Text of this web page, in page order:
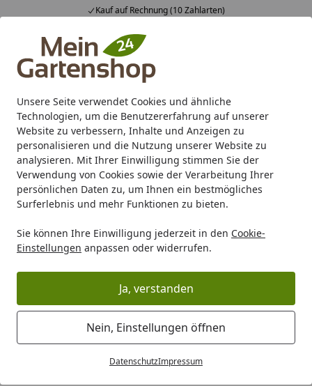
Unsere Seite verwendet Cookies und ähnliche
Technologien, um die Benutzererfahrung auf unserer
Website zu verbessern, Inhalte und Anzeigen zu
personalisieren und die Nutzung unserer Website zu
analysieren. Mit Ihrer Einwilligung stimmen Sie der
Verwendung von Cookies sowie der Verarbeitung Ihrer
persönlichen Daten zu, um Ihnen ein bestmögliches
Surferlebnis und mehr Funktionen zu bieten.
Sie können Ihre Einwilligung jederzeit in den Cookie-
Einstellungen anpassen oder widerrufen.
Ja, verstanden
Nein, Einstellungen öffnen
DatenschutzImpressum
Kauf auf Rechnung (10 Zahlarten)
Alle Produkte
Mein Konto
Suchen
Karibu Pools inkl. gratis Sandfilteranlage & Pool-
Starterset (Gesamtwert bis 468,99€)
Startseite
Marken Biohort Biohort Ersatzteile Biohort Ersatzteile
Biohort Ersatzteile für Sichtschutz-
System
Ihre Artikelübersicht
Kategorien
Filter / Sortierung